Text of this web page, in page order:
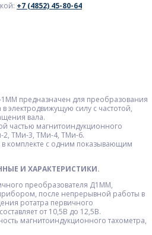
+7 (4852) 45-80-64
предназначен для преобразования
электродвижущую силу с частотой,
вала.
частью магнитоиндукционного
2, ТМи-3, ТМи-4, ТМи-6.
комплекте с одним показывающим
И ХАРАКТЕРИСТИКИ.
преобразователя Д1ММ,
после непрерывной работы в
ротатра первичного
от 10,5В до 12,5В.
магнитоиндукционного тахометра,